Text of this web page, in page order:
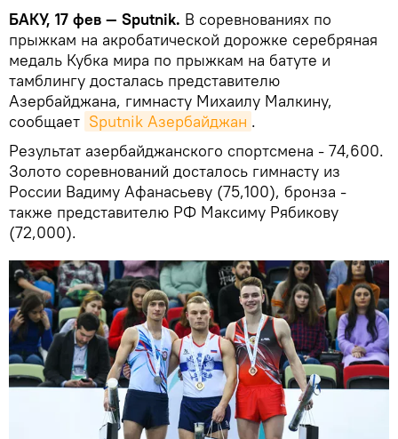
БАКУ, 17 фев — Sputnik. В соревнованиях по
прыжкам на акробатической дорожке серебряная
медаль Кубка мира по прыжкам на батуте и
тамблингу досталась представителю
Азербайджана, гимнасту Михаилу Малкину,
сообщает Sputnik Азербайджан .
Результат азербайджанского спортсмена - 74,600.
Золото соревнований досталось гимнасту из
России Вадиму Афанасьеву (75,100), бронза -
также представителю РФ Максиму Рябикову
(72,000).